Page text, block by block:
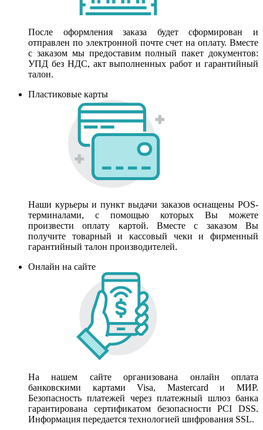
После оформления заказа будет сформирован и
отправлен по электронной почте счет на оплату. Вместе
с заказом мы предоставим полный пакет документов:
УПД без НДС, акт выполненных работ и гарантийный
талон.
Пластиковые карты
Наши курьеры и пункт выдачи заказов оснащены POS-
терминалами, с помощью которых Вы можете
произвести оплату картой. Вместе с заказом Вы
получите товарный и кассовый чеки и фирменный
гарантийный талон производителей.
Онлайн на сайте
На нашем сайте организована онлайн оплата
банковскими картами Visa, Mastercard и МИР.
Безопасность платежей через платежный шлюз банка
гарантирована сертификатом безопасности PCI DSS.
Информация передается технологией шифрования SSL.